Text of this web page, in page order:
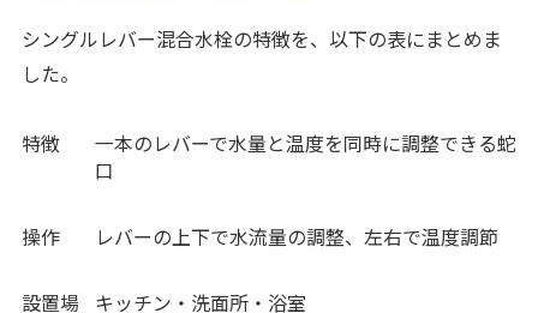
シングルレバー混合水栓の特徴を、以下の表にまとめま
した。
特徴
一本のレバーで水量と温度を同時に調整できる蛇
口
操作 レバーの上下で水流量の調整、左右で温度調節
設置場 キッチン・洗面所・浴室